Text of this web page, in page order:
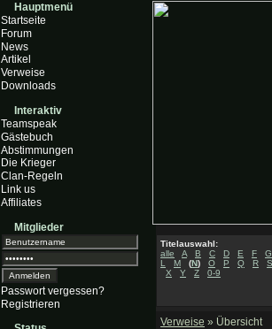
Hauptmenü
Startseite
Forum
News
Artikel
Verweise
Downloads
Interaktiv
Teamspeak
Gästebuch
Abstimmungen
Die Krieger
Clan-Regeln
Link us
Affiliates
Mitglieder
Passwort vergessen?
Registrieren
Titelauswahl:
alle
A B C D E F G
L
M (N) O P Q R S
X
Y Z 0-9
Verweise » Übersicht